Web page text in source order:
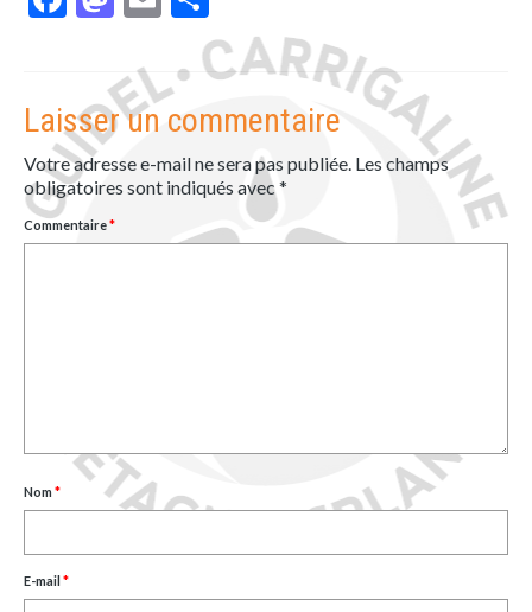
Laisser un commentaire
Votre adresse e-mail ne sera pas publiée. Les champs
obligatoires sont indiqués avec*
Commentaire*
Nom*
E-mail*